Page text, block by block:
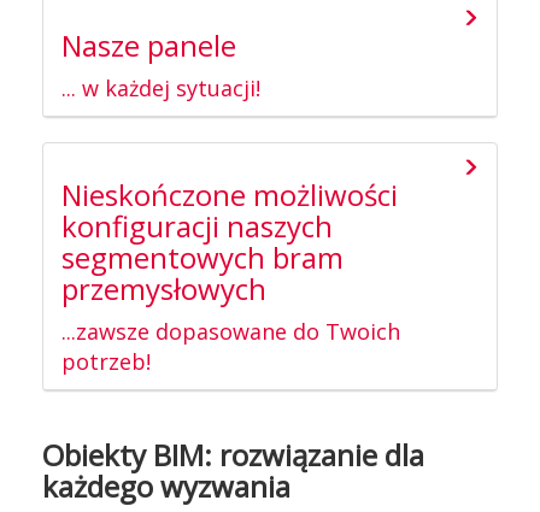
Nasze panele
... w każdej sytuacji!
Nieskończone możliwości
konfiguracji naszych
segmentowych bram
przemysłowych
...zawsze dopasowane do Twoich
potrzeb!
Obiekty BIM: rozwiązanie dla
każdego wyzwania